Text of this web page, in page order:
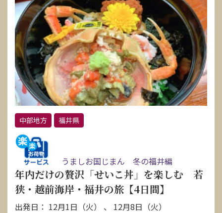
中部地方 福井県
うましお国じまん 冬の福井編
年内だけの贅沢「せいこ丼」を楽しむ 若
狭・越前海岸・福井の旅【4日間】
出発日： 12月1日（火） 、 12月8日（火）